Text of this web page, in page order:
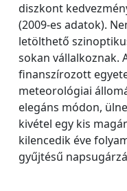
diszkont
(2009-es adatok).
letölthető
sokan vállalkoznak.
finanszírozott
meteorológiai
elegáns módon,
kivétel egy kis
kilencedik éve
gyűjtésű